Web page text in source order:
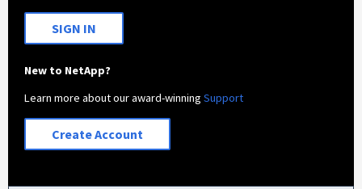
SIGN IN
New to NetApp?
Learn more about our award-winningSupport
Create Account